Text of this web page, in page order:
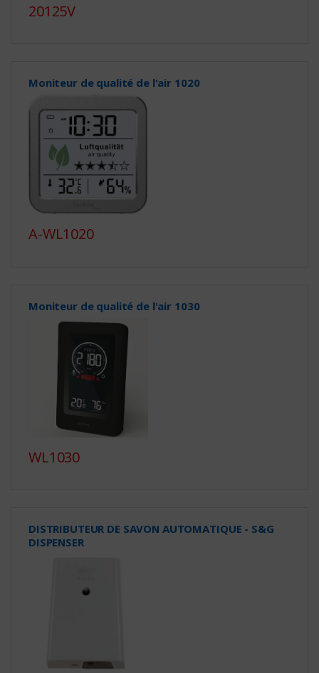
20125V
Moniteur de qualité de l'air 1020
A-WL1020
Moniteur de qualité de l'air 1030
WL1030
DISTRIBUTEUR DE SAVON AUTOMATIQUE - S&G
DISPENSER